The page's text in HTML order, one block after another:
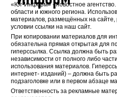
«Юг-Информ» - новостное
области и южного региона.
материалов, размещённых на сайте,
условии ссылки на наш сайт.
При копировании материалов для
обязательна прямая открытая для
гиперссылка. Ссылка должна быть
независимости от полного либо
использования материалов.
интернет- изданий) – должна быть
подзаголовке или в первом абзаце
Ответственность за рекламные